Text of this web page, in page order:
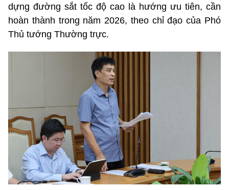
dựng đường sắt tốc độ cao là hướng ưu tiên, cần
hoàn thành trong năm 2026, theo chỉ đạo của Phó
Thủ tướng Thường trực.